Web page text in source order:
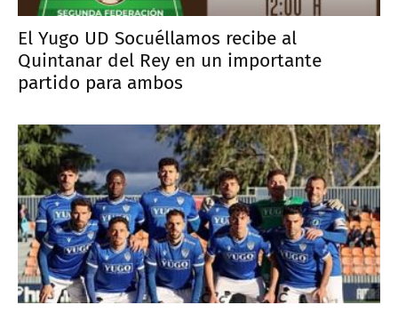
El Yugo UD Socuéllamos recibe al
Quintanar del Rey en un importante
partido para ambos